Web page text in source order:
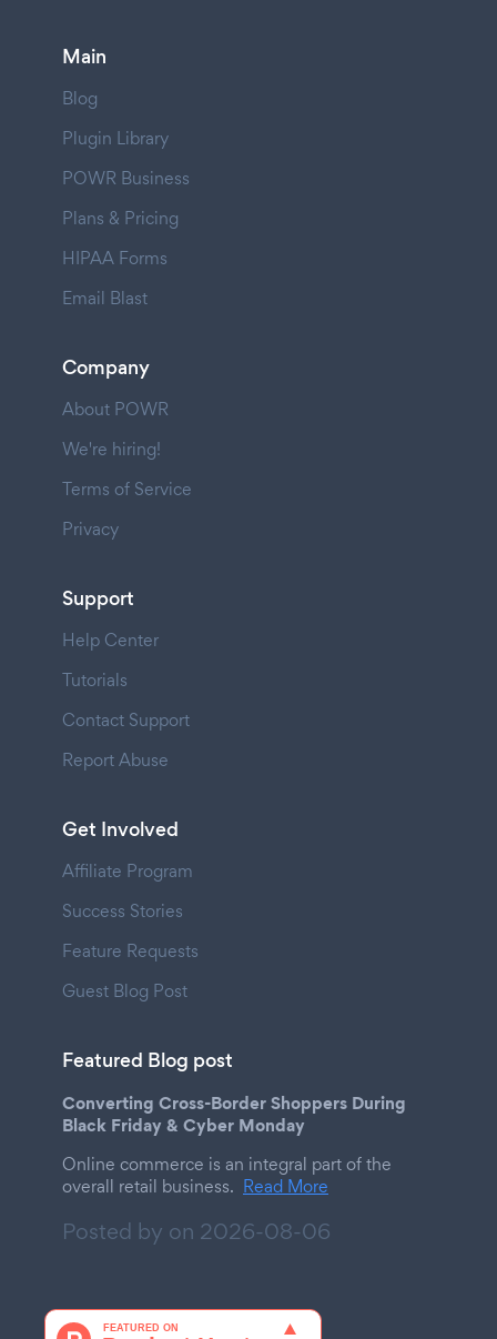
Main
Blog
Plugin Library
POWR Business
Plans & Pricing
HIPAA Forms
Email Blast
Company
About POWR
We're hiring!
Terms of Service
Privacy
Support
Help Center
Tutorials
Contact Support
Report Abuse
Get Involved
Affiliate Program
Success Stories
Feature Requests
Guest Blog Post
Featured Blog post
Converting Cross-Border Shoppers During
Black Friday & Cyber Monday
Online commerce is an integral part of the
overall retail business. Read More
Posted by on 2026-08-06